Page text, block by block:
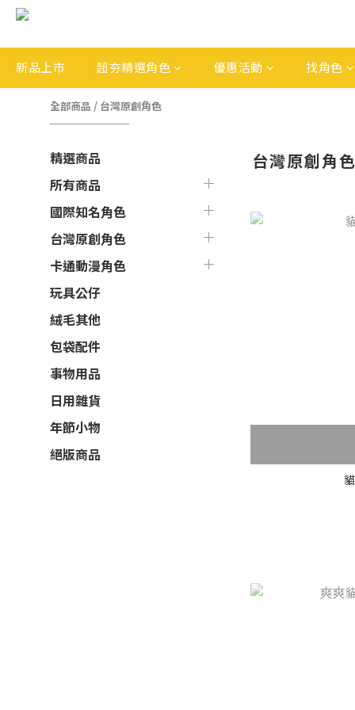
新品上市 超夯精選角色 優惠活動 找角色
全部商品 / 台灣原創角色
精選商品
所有商品
國際知名角色
台灣原創角色
卡通動漫角色
玩具公仔
絨毛其他
包袋配件
事物用品
日用雜貨
年節小物
絕版商品
台灣原創角